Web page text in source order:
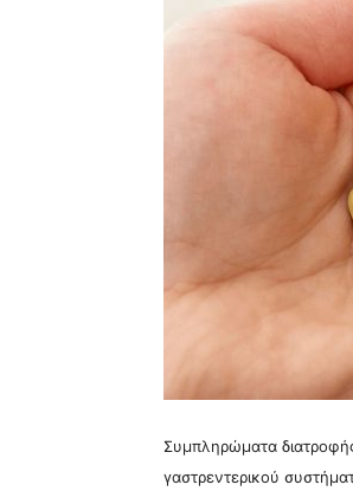
Συμπληρώματα
γαστρεντερικού